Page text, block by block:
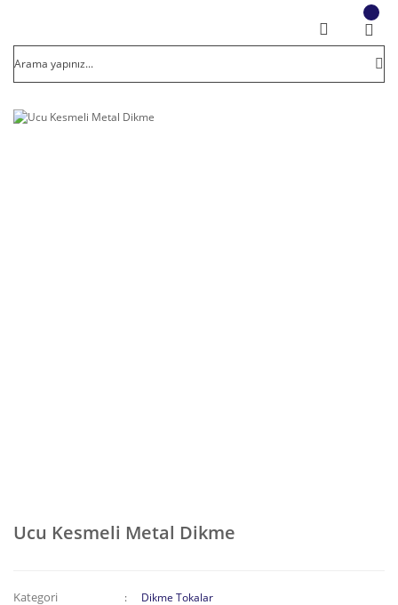
Ucu Kesmeli Metal Dikme
Kategori Dikme Tokalar